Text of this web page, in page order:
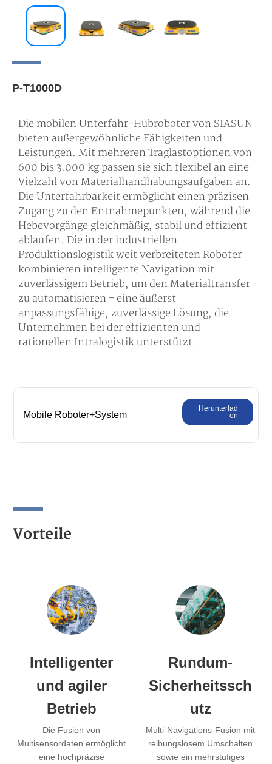
P-T1000D
Die mobilen Unterfahr-Hubroboter von SIASUN
bieten außergewöhnliche Fähigkeiten und
Leistungen. Mit mehreren Traglastoptionen von
600 bis 3.000 kg passen sie sich flexibel an eine
Vielzahl von Materialhandhabungsaufgaben an.
Die Unterfahrbarkeit ermöglicht einen präzisen
Zugang zu den Entnahmepunkten, während die
Hebevorgänge gleichmäßig, stabil und effizient
ablaufen. Die in der industriellen
Produktionslogistik weit verbreiteten Roboter
kombinieren intelligente Navigation mit
zuverlässigem Betrieb, um den Materialtransfer
zu automatisieren - eine äußerst
anpassungsfähige, zuverlässige Lösung, die
Unternehmen bei der effizienten und
rationellen Intralogistik unterstützt.
Mobile Roboter+System
Herunterlad
en
Vorteile
Intelligenter
und agiler
Betrieb
Die Fusion von
Multisensordaten ermöglicht
eine hochpräzise
Rundum-
Sicherheitssch
utz
Multi-Navigations-Fusion mit
reibungslosem Umschalten
sowie ein mehrstufiges